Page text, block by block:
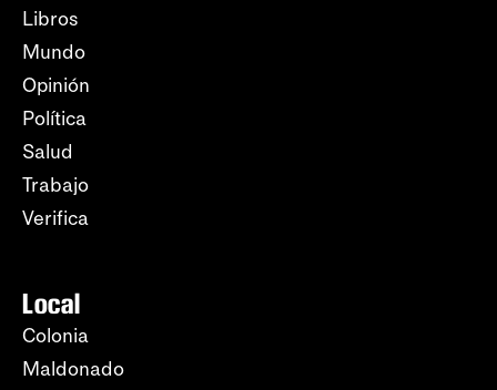
Libros
Mundo
Opinión
Política
Salud
Trabajo
Verifica
Local
Colonia
Maldonado